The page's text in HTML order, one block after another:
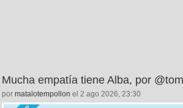
Mucha empatía tiene Alba, por
por matalotempollon el 2 ago 2026, 23:30